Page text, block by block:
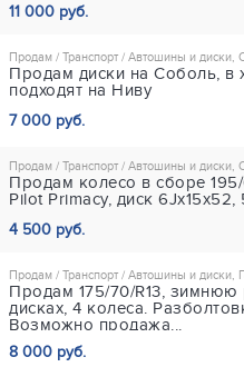
11 000 руб.
Продам / Транспорт / Автошины и диски,
Продам диски на Соболь, в
подходят на Ниву
7 000 руб.
Продам / Транспорт / Автошины и диски,
Продам колесо в сборе
Pilot Primacy, диск
4 500 руб.
Продам / Транспорт / Автошины и диски,
Продам 175/70/R13, зимнюю
дисках, 4 колеса.
Возможно продажа...
8 000 руб.